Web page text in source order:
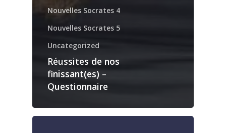
Nouvelles Socrates 4
Nouvelles Socrates 5
Uncategorized
Réussites de nos
finissant(es) –
Questionnaire